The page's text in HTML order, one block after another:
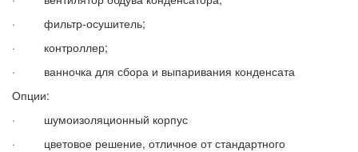
· фильтр-осушитель;
· контроллер;
· ванночка для сбора и выпаривания конденсата
Опции:
· шумоизоляционный корпус
· цветовое решение, отличное от стандартного